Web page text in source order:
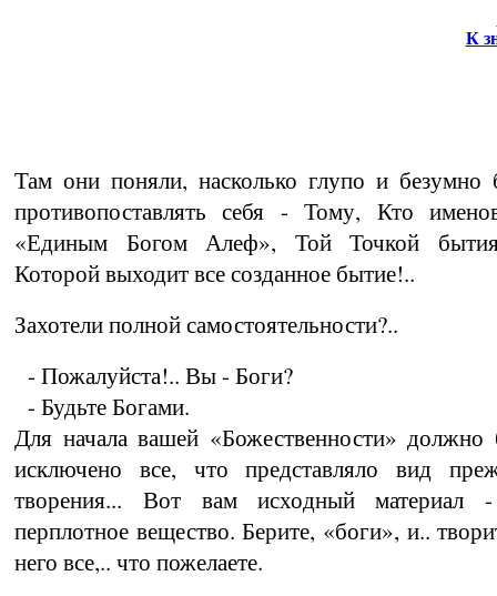
К
Там они поняли, насколько глупо и безумно
противопоставлять себя - Тому, Кто
«Единым Богом Алеф», Той Точкой
Которой выходит все созданное бытие!..
Захотели полной самостоятельности?..
- Пожалуйста!.. Вы - Боги?
- Будьте Богами.
Для начала вашей «Божественности» должно
исключено все, что представляло вид
творения... Вот вам исходный
перплотное вещество. Берите, «боги», и..
него все,.. что пожелаете.